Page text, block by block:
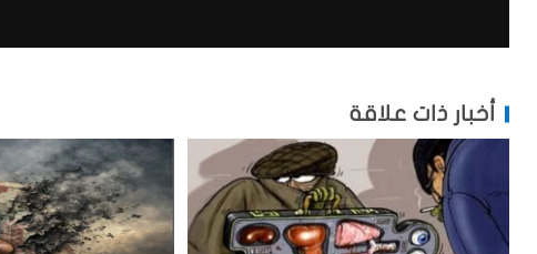
أخبار ذات علاقة